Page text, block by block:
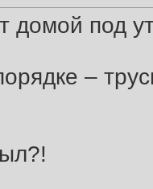
домой под
–